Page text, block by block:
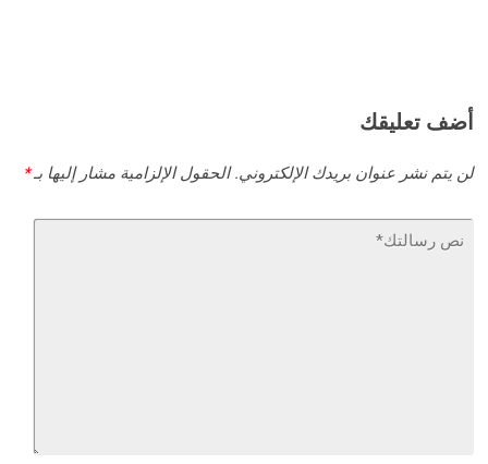
أضف تعليقك
لن يتم نشر عنوان بريدك الإلكتروني. الحقول الإلزامية مشار إليها بـ*